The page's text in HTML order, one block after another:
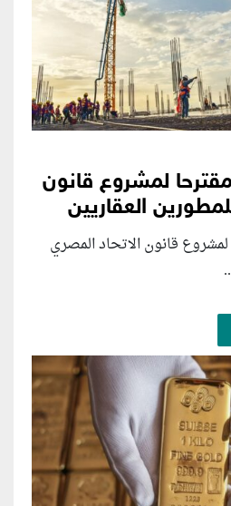
لمشروع قانون
العقاريين
قانون الاتحاد المصري